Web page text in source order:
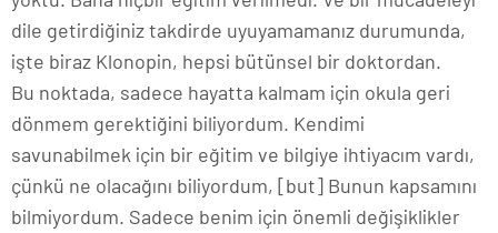
dile getirdiğiniz takdirde uyuyamamanız durumunda,
işte biraz Klonopin, hepsi bütünsel bir doktordan.
Bu noktada, sadece hayatta kalmam için okula geri
dönmem gerektiğini biliyordum. Kendimi
savunabilmek için bir eğitim ve bilgiye ihtiyacım vardı,
çünkü ne olacağını biliyordum, [but] Bunun kapsamını
bilmiyordum. Sadece benim için önemli değişiklikler